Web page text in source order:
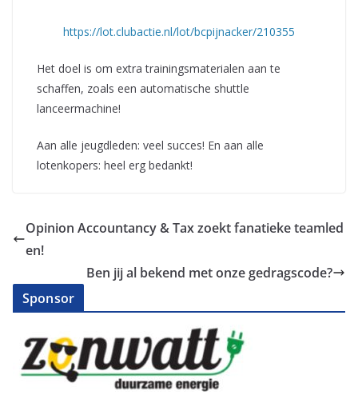
https://lot.clubactie.nl/lot/bcpijnacker/210355
Het doel is om extra trainingsmaterialen aan te
schaffen, zoals een automatische shuttle
lanceermachine!
Aan alle jeugdleden: veel succes! En aan alle
lotenkopers: heel erg bedankt!
Opinion Accountancy & Tax zoekt fanatieke teamled
en!
Ben jij al bekend met onze gedragscode?
Sponsor